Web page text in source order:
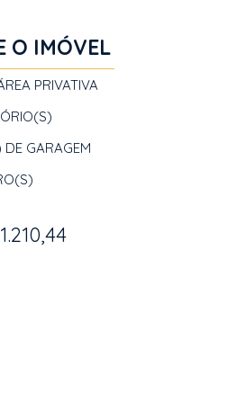
O IMÓVEL
PRIVATIVA
GARAGEM